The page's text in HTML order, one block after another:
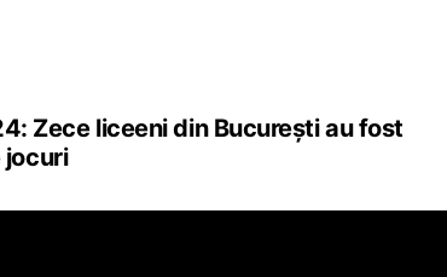
Zece liceeni din București au fost
jocuri